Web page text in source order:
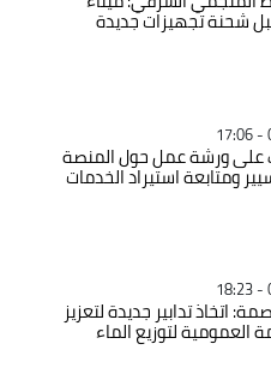
شحنة تجهيزات جديدة
ورشة عمل حول المنصة
ومتابعة استيراد الخدمات
اتخاذ تدابير جديدة لتعزيز
لتوزيع الماء